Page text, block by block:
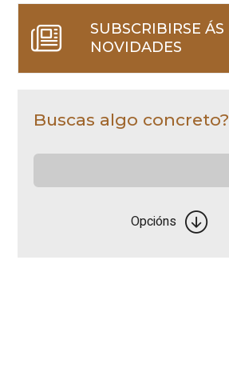
SUBSCRIBIRSE ÁS
NOVIDADES
Buscas algo concreto?
Opcións